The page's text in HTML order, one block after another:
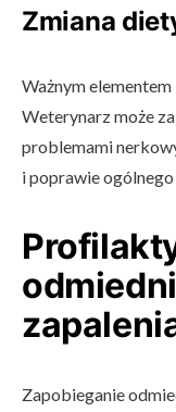
Zmiana
Ważnym
Weterynarz może
problemami
i poprawie
Zapobieganie